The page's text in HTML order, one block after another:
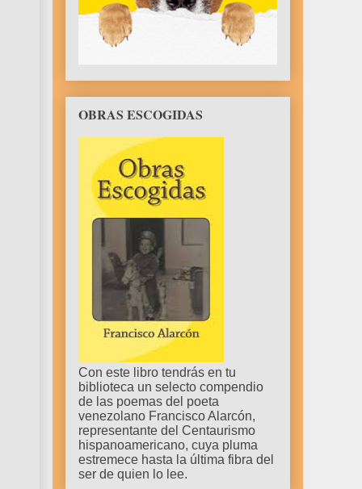
OBRAS ESCOGIDAS
Con este libro tendrás en tu
biblioteca un selecto compendio
de las poemas del poeta
venezolano Francisco Alarcón,
representante del Centaurismo
hispanoamericano, cuya pluma
estremece hasta la última fibra del
ser de quien lo lee.